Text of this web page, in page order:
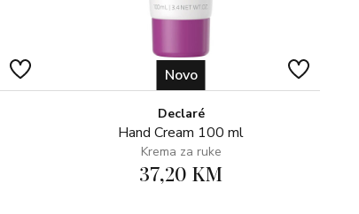
Novo
Declaré
Hand Cream 100 ml
Krema za ruke
37,20 KM